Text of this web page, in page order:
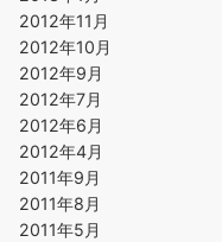
2012年11月
2012年10月
2012年9月
2012年7月
2012年6月
2012年4月
2011年9月
2011年8月
2011年5月